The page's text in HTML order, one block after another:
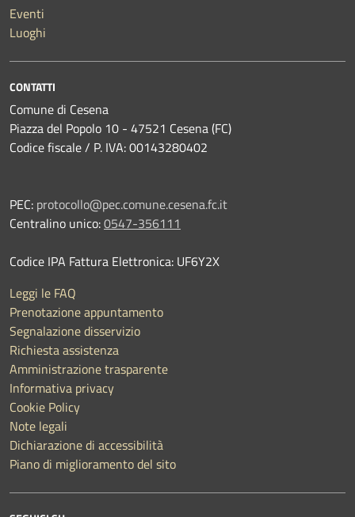
Eventi
Luoghi
CONTATTI
Comune di Cesena
Piazza del Popolo 10 - 47521 Cesena (FC)
Codice fiscale / P. IVA: 00143280402
PEC: protocollo@pec.comune.cesena.fc.it
Centralino unico:0547-356111
Codice IPA Fattura Elettronica: UF6Y2X
Leggi le FAQ
Prenotazione appuntamento
Segnalazione disservizio
Richiesta assistenza
Amministrazione trasparente
Informativa privacy
Cookie Policy
Note legali
Dichiarazione di accessibilità
Piano di miglioramento del sito